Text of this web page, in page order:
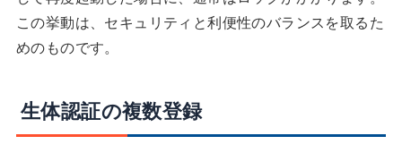
この挙動は、セキュリティと利便性のバランスを取るた
めのものです。
生体認証の複数登録